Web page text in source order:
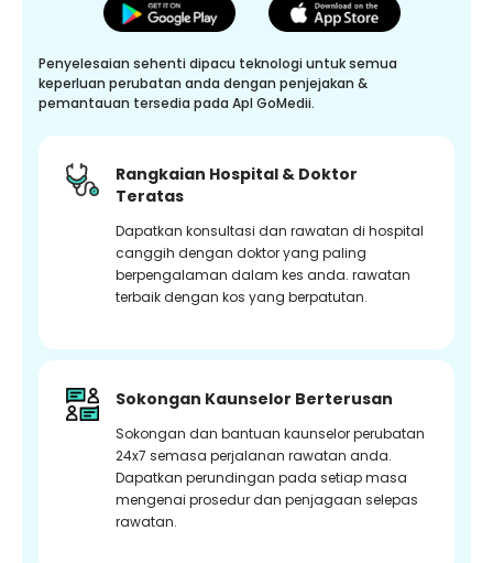
Penyelesaian sehenti dipacu teknologi untuk semua
keperluan perubatan anda dengan penjejakan &
pemantauan tersedia pada Apl GoMedii.
Rangkaian Hospital & Doktor
Teratas
Dapatkan konsultasi dan rawatan di hospital
canggih dengan doktor yang paling
berpengalaman dalam kes anda. rawatan
terbaik dengan kos yang berpatutan.
Sokongan Kaunselor Berterusan
Sokongan dan bantuan kaunselor perubatan
24x7 semasa perjalanan rawatan anda.
Dapatkan perundingan pada setiap masa
mengenai prosedur dan penjagaan selepas
rawatan.